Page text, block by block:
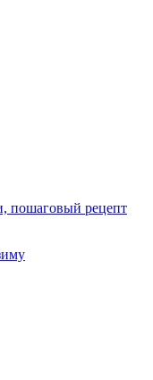
пошаговый рецепт